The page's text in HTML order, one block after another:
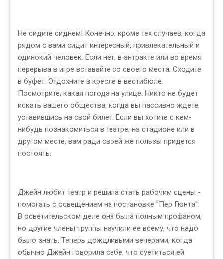
Не сидите сиднем! Конечно, кроме тех случаев, когда
рядом с вами сидит интересный, привлекательный и
одинокий человек. Если нет, в антракте или во время
перерыва в игре вставайте со своего места. Сходите
в буфет. Отдохните в кресле в вестибюле.
Посмотрите, какая погода на улице. Никто не будет
искать вашего общества, когда вы пассивно ждете,
уставившись на свой билет. Если вы хотите с кем-
нибудь познакомиться в театре, на стадионе или в
другом месте, вам ради своей же пользы придется
постоять.
Джейн любит театр и решила стать рабочим сцены -
помогать с освещением на постановке "Пер Гюнта".
В осветительском деле она была полным профаном,
но другие члены труппы научили ее всему, что надо
было знать. Теперь дождливыми вечерами, когда
обычно Джейн говорила себе, что суетиться ей